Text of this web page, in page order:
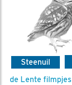
Steenuil
de Lente filmpjes